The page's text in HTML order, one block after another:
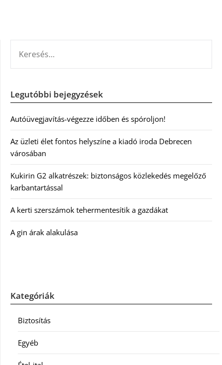
Legutóbbi bejegyzések
Autóüvegjavítás-végezze időben és spóroljon!
Az üzleti élet fontos helyszíne a kiadó iroda Debrecen
városában
Kukirin G2 alkatrészek: biztonságos közlekedés megelőző
karbantartással
A kerti szerszámok tehermentesítik a gazdákat
A gin árak alakulása
Kategóriák
Biztosítás
Egyéb